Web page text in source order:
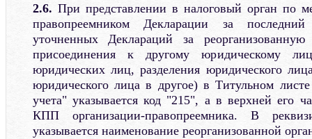
2.6. При представлении в налоговый орган по
правопреемником Декларации за
уточненных Деклараций за
присоединения к другому юридическому
юридических лиц, разделения юридического
юридического лица в другое) в Титульном
учета" указывается код "215", а в верхней его
КПП организации-правопреемника. В
указывается наименование реорганизованной